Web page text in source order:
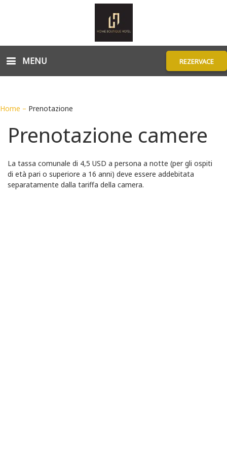
MENU REZERVACE
Home – Prenotazione
Prenotazione camere
La tassa comunale di 4,5 USD a persona a notte (per gli ospiti
di età pari o superiore a 16 anni) deve essere addebitata
separatamente dalla tariffa della camera.